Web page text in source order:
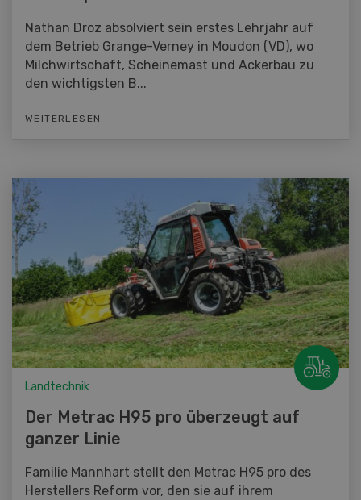
Nathan Droz absolviert sein erstes Lehrjahr auf
dem Betrieb Grange-Verney in Moudon (VD), wo
Milchwirtschaft, Scheinemast und Ackerbau zu
den wichtigsten B...
WEITERLESEN
Landtechnik
Der Metrac H95 pro überzeugt auf
ganzer Linie
Familie Mannhart stellt den Metrac H95 pro des
Herstellers Reform vor, den sie auf ihrem